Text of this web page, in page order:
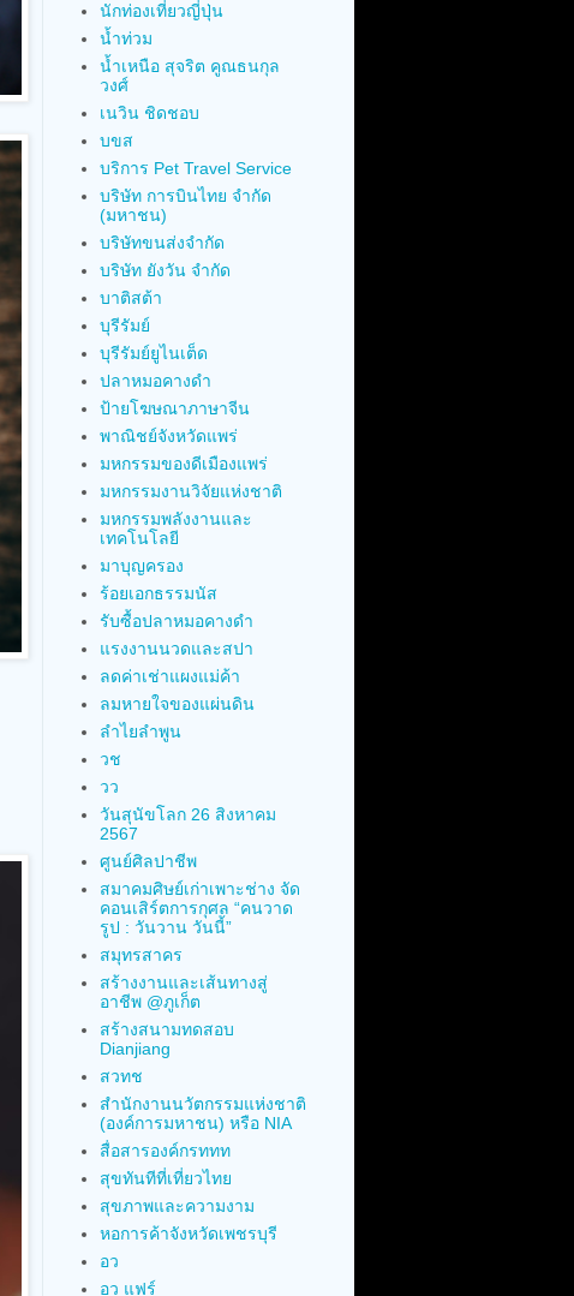
นักท่องเที่ยวญี่ปุ่น
น้ำท่วม
น้ำเหนือ สุจริต คูณธนกุล
วงศ์
เนวิน ชิดชอบ
บขส
บริการ Pet Travel Service
บริษัท การบินไทย จำกัด
(มหาชน)
บริษัทขนส่งจำกัด
บริษัท ยังวัน จำกัด
บาติสต้า
บุรีรัมย์
บุรีรัมย์ยูไนเต็ด
ปลาหมอคางดำ
ป้ายโฆษณาภาษาจีน
พาณิชย์จังหวัดแพร่
มหกรรมของดีเมืองแพร่
มหกรรมงานวิจัยแห่งชาติ
มหกรรมพลังงานและ
เทคโนโลยี
มาบุญครอง
ร้อยเอกธรรมนัส
รับซื้อปลาหมอคางดำ
แรงงานนวดและสปา
ลดค่าเช่าแผงแม่ค้า
ลมหายใจของแผ่นดิน
ลำไยลำพูน
วช
วว
วันสุนัขโลก 26 สิงหาคม
2567
ศูนย์ศิลปาชีพ
สมาคมศิษย์เก่าเพาะช่าง จัด
คอนเสิร์ตการกุศล “คนวาด
รูป : วันวาน วันนี้”
สมุทรสาคร
สร้างงานและเส้นทางสู่
อาชีพ @ภูเก็ต
สร้างสนามทดสอบ
Dianjiang
สวทช
สำนักงานนวัตกรรมแห่งชาติ
(องค์การมหาชน) หรือ NIA
สื่อสารองค์กรททท
สุขทันทีที่เที่ยวไทย
สุขภาพและความงาม
หอการค้าจังหวัดเพชรบุรี
อว
อว แฟร์